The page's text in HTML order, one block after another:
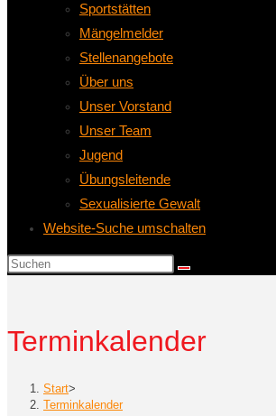
Sportstätten
Mängelmelder
Stellenangebote
Über uns
Unser Vorstand
Unser Team
Jugend
Übungsleitende
Sexualisierte Gewalt
Website-Suche umschalten
Terminkalender
Start>
Terminkalender